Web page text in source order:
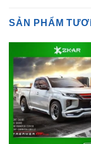
BODY KIT